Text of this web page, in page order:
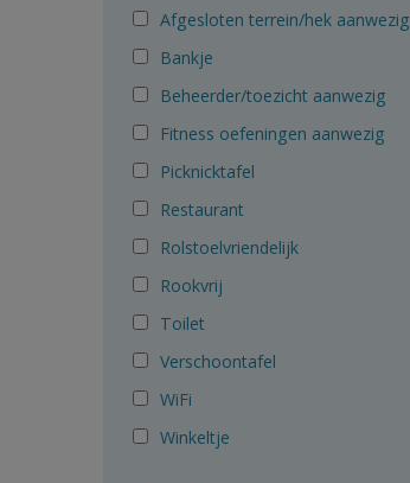
Afgesloten terrein/hek aanwezig
Bankje
Beheerder/toezicht aanwezig
Fitness oefeningen aanwezig
Picknicktafel
Restaurant
Rolstoelvriendelijk
Rookvrij
Toilet
Verschoontafel
WiFi
Winkeltje